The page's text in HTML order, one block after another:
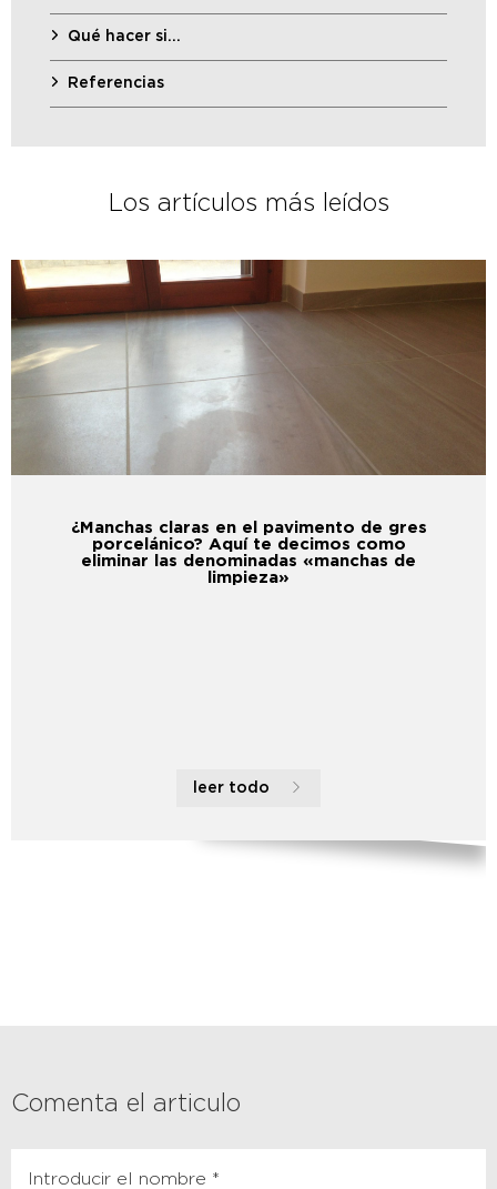
Qué hacer si…
Referencias
Los artículos más leídos
¿Manchas claras en el pavimento de gres
porcelánico? Aquí te decimos como
eliminar las denominadas «manchas de
limpieza»
leer todo
Comenta el articulo